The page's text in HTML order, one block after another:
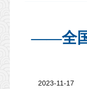
——全国
2023-11-17